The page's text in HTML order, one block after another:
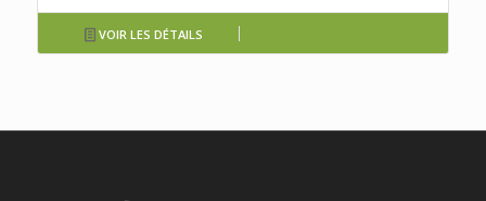
VOIR LES DÉTAILS